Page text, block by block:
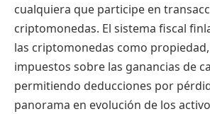
cualquiera que participe en
criptomonedas. El sistema fiscal
las criptomonedas como
impuestos sobre las ganancias de
permitiendo deducciones por
panorama en evolución de los